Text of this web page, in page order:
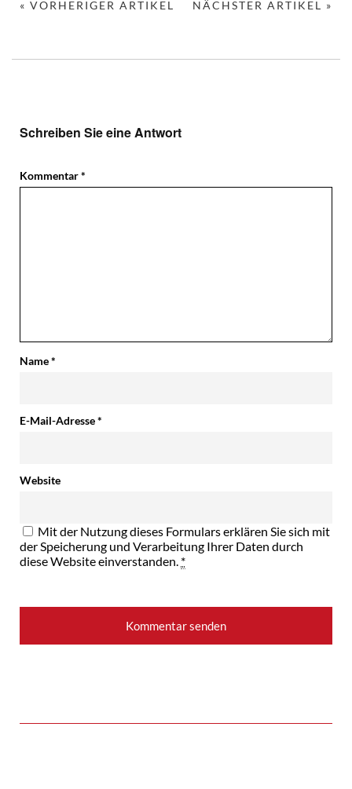
NÄCHSTER ARTIKEL »
« VORHERIGER ARTIKEL
Schreiben Sie eine Antwort
Kommentar*
Name*
E-Mail-Adresse*
Website
Mit der Nutzung dieses Formulars erklären Sie sich mit
der Speicherung und Verarbeitung Ihrer Daten durch
diese Website einverstanden. *